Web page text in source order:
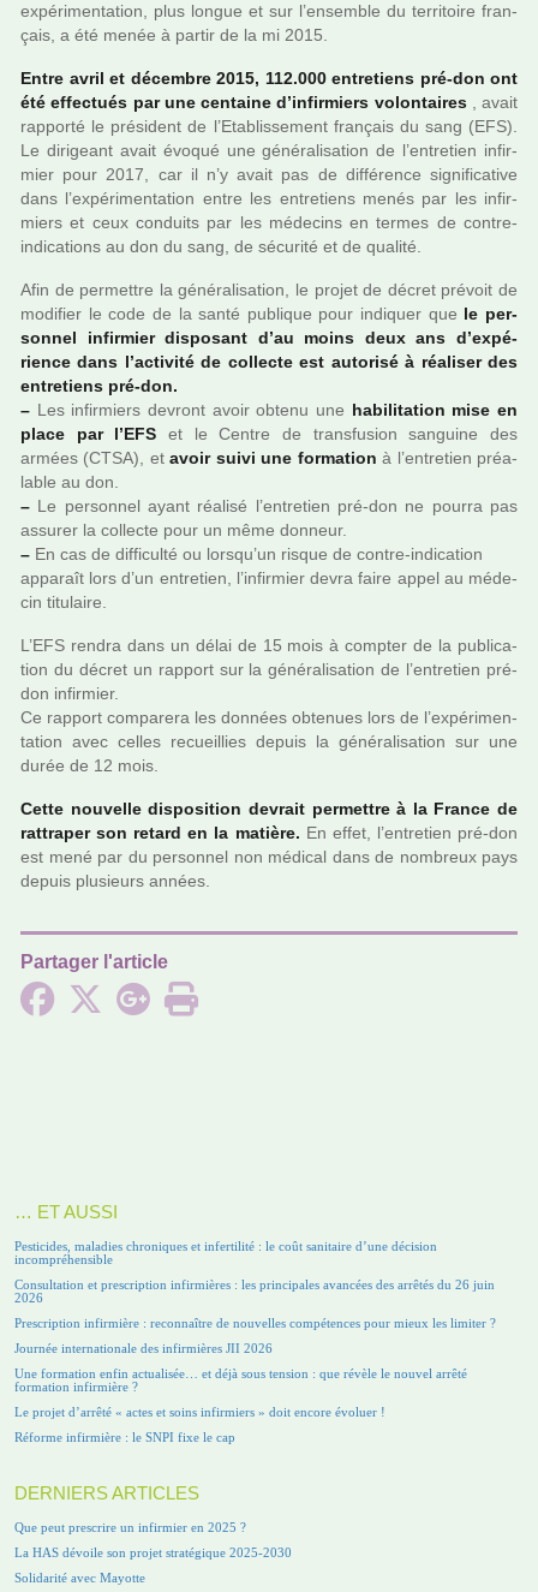
expé­ri­men­ta­tion, plus longue et sur l’ensem­ble du ter­ri­toire fran­
çais, a été menée à partir de la mi 2015.
Entre avril et décem­bre 2015, 112.000 entre­tiens pré-don ont
été effec­tués par une cen­taine d’infir­miers volon­tai­res, avait
rap­porté le pré­si­dent de l’Etablissement fran­çais du sang (EFS).
Le diri­geant avait évoqué une géné­ra­li­sa­tion de l’entre­tien infir­
mier pour 2017, car il n’y avait pas de dif­fé­rence signi­fi­ca­tive
dans l’expé­ri­men­ta­tion entre les entre­tiens menés par les infir­
miers et ceux conduits par les méde­cins en termes de contre-
indi­ca­tions au don du sang, de sécu­rité et de qua­lité.
Afin de per­met­tre la géné­ra­li­sa­tion, le projet de décret pré­voit de
modi­fier le code de la santé publi­que pour indi­quer que le per­
son­nel infir­mier dis­po­sant d’au moins deux ans d’expé­
rience dans l’acti­vité de col­lecte est auto­risé à réa­li­ser des
entre­tiens pré-don.
– Les infir­miers devront avoir obtenu une habi­li­ta­tion mise en
place par l’EFS et le Centre de trans­fu­sion san­guine des
armées (CTSA), etavoir suivi une for­ma­tion à l’entre­tien préa­
la­ble au don.
– Le per­son­nel ayant réa­lisé l’entre­tien pré-don ne pourra pas
assu­rer la col­lecte pour un même don­neur.
– En cas de dif­fi­culté ou lorsqu’un risque de contre-indi­ca­tion
appa­raît lors d’un entre­tien, l’infir­mier devra faire appel au méde­
cin titu­laire.
L’EFS rendra dans un délai de 15 mois à comp­ter de la publi­ca­
tion du décret un rap­port sur la géné­ra­li­sa­tion de l’entre­tien pré-
don infir­mier.
Ce rap­port com­pa­rera les don­nées obte­nues lors de l’expé­ri­men­
ta­tion avec celles recueillies depuis la géné­ra­li­sa­tion sur une
durée de 12 mois.
Cette nou­velle dis­po­si­tion devrait per­met­tre à la France de
rat­tra­per son retard en la matière. En effet, l’entre­tien pré-don
est mené par du per­son­nel non médi­cal dans de nom­breux pays
depuis plu­sieurs années.
Partager l'article
… ET AUSSI
Pesticides, maladies chroniques et infertilité : le coût sanitaire d’une décision
incompréhensible
Consultation et prescription infirmières : les principales avancées des arrêtés du 26 juin
2026
Prescription infirmière : reconnaître de nouvelles compétences pour mieux les limiter ?
Journée internationale des infirmières JII 2026
Une formation enfin actualisée… et déjà sous tension : que révèle le nouvel arrêté
formation infirmière ?
Le projet d’arrêté « actes et soins infirmiers » doit encore évoluer !
Réforme infirmière : le SNPI fixe le cap
DERNIERS ARTICLES
Que peut prescrire un infirmier en 2025 ?
La HAS dévoile son projet stratégique 2025-2030
Solidarité avec Mayotte